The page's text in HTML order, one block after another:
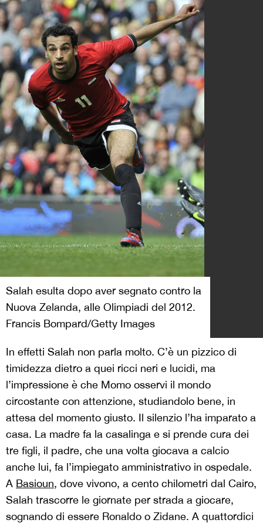
Salah esulta dopo aver segnato contro la
Nuova Zelanda, alle Olimpiadi del 2012.
Francis Bompard/Getty Images
In effetti Salah non parla molto. C’è un pizzico di
timidezza dietro a quei ricci neri e lucidi, ma
l’impressione è che Momo osservi il mondo
circostante con attenzione, studiandolo bene, in
attesa del momento giusto. Il silenzio l’ha imparato a
casa. La madre fa la casalinga e si prende cura dei
tre figli, il padre, che una volta giocava a calcio
anche lui, fa l’impiegato amministrativo in ospedale.
A Basioun, dove vivono, a cento chilometri dal Cairo,
Salah trascorre le giornate per strada a giocare,
sognando di essere Ronaldo o Zidane. A quattordici